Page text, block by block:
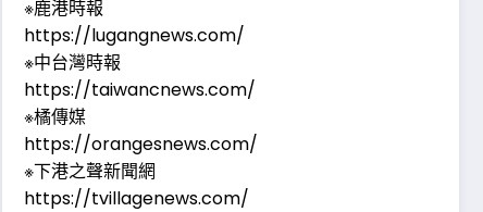
※鹿港時報
https://lugangnews.com/
※中台灣時報
https://taiwancnews.com/
※橘傳媒
https://orangesnews.com/
※下港之聲新聞網
https://tvillagenews.com/